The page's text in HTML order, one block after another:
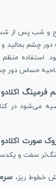
و شب پس از
چشم بمالید و
استفاده
حساس دور
فرمینگ اکلادو
می‌شود در
صورت اکلادو
سفت و
خطوط ریز،